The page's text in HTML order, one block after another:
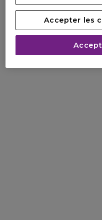
Accepter les